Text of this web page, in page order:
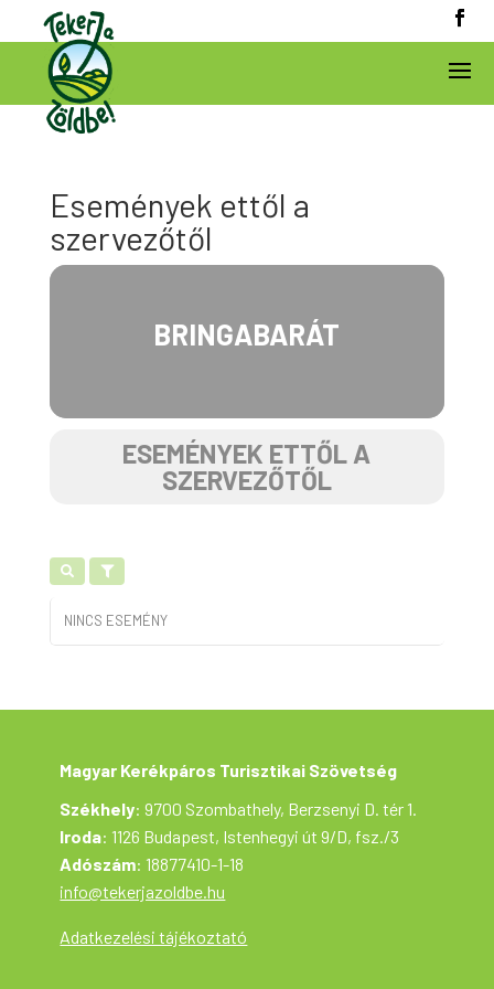
Események ettől a
szervezőtől
BRINGABARÁT
ESEMÉNYEK ETTŐL A
SZERVEZŐTŐL
NINCS ESEMÉNY
Magyar Kerékpáros Turisztikai Szövetség
Székhely: 9700 Szombathely, Berzsenyi D. tér 1.
Iroda: 1126 Budapest, Istenhegyi út 9/D, fsz./3
Adószám: 18877410-1-18
info@tekerjazoldbe.hu
Adatkezelési tájékoztató